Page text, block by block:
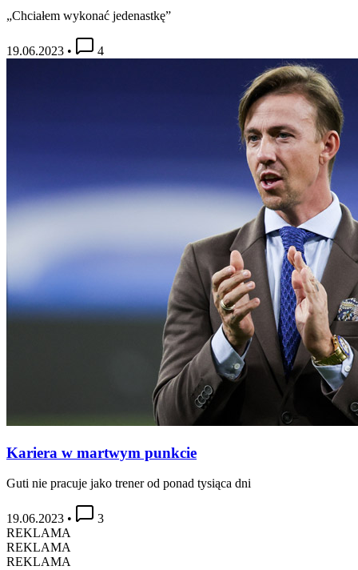
„Chciałem wykonać jedenastkę”
19.06.2023 • 4
Kariera w martwym punkcie
Guti nie pracuje jako trener od ponad tysiąca dni
19.06.2023 •
3
REKLAMA
REKLAMA
REKLAMA